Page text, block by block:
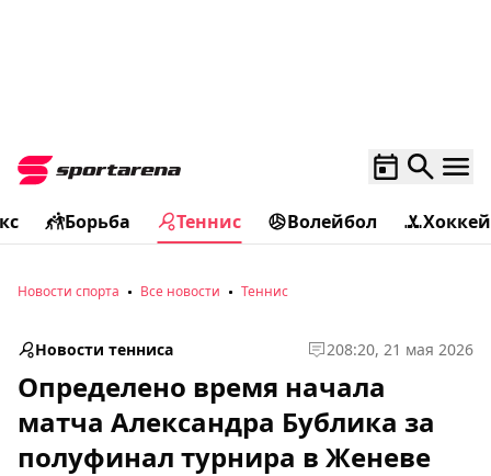
Борьба Теннис Волейбол Хоккей
Новости спорта Все новости Теннис
Новости тенниса 208:20, 21 мая 2026
Определено время начала
матча Александра Бублика за
полуфинал турнира в Женеве